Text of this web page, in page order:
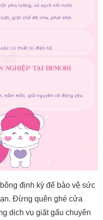
định kỳ để bảo vệ sức
Đừng quên ghé cửa
dịch vụ giặt gấu chuyên